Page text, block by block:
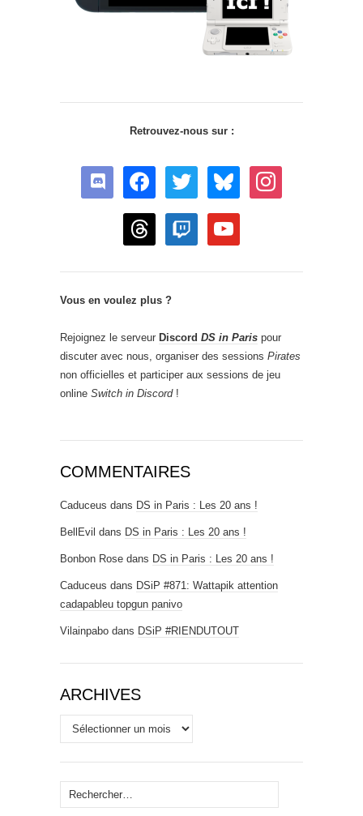
Retrouvez-nous sur :
discord facebook twitter bluesky instagram
threads twitch youtube
Vous en voulez plus ?
Rejoignez le serveur Discord DS in Paris pour
discuter avec nous, organiser des sessions Pirates
non officielles et participer aux sessions de jeu
online Switch in Discord!
COMMENTAIRES
Caduceus dans DS in Paris : Les 20 ans !
BellEvil dans DS in Paris : Les 20 ans !
Bonbon Rose dans DS in Paris : Les 20 ans !
Caduceus dans DSiP #871: Wattapik attention
cadapableu topgun panivo
Vilainpabo dans DSiP #RIENDUTOUT
ARCHIVES
Archives
Rechercher :